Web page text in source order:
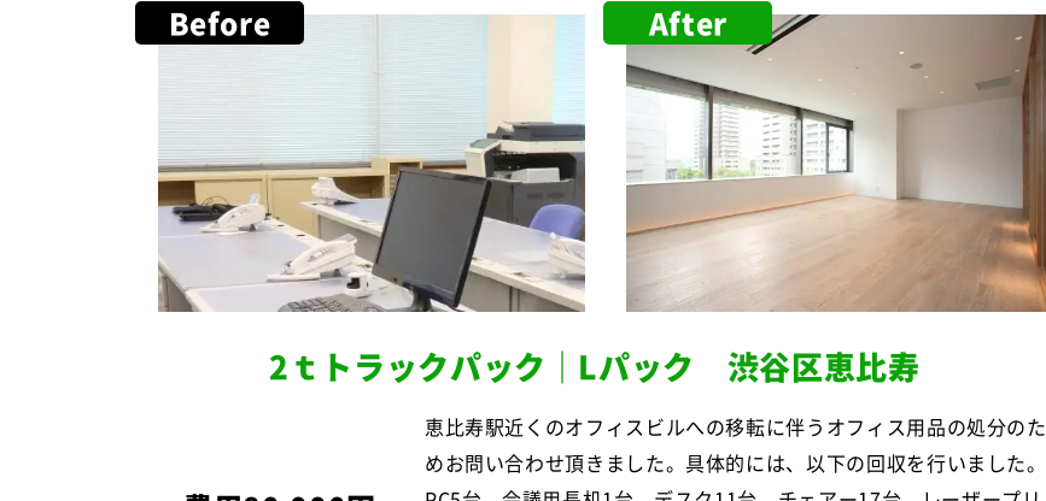
Before After
2ｔトラックパック｜Lパック 渋谷区恵比寿
恵比寿駅近くのオフィスビルへの移転に伴うオフィス用品の処分のた
めお問い合わせ頂きました。具体的には、以下の回収を行いました。